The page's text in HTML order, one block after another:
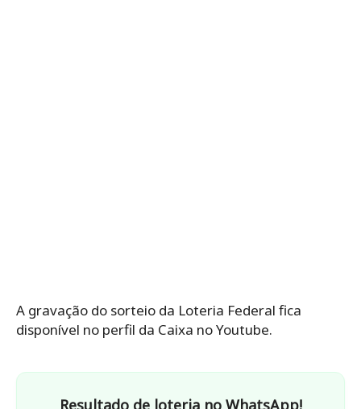
A gravação do sorteio da Loteria Federal fica
disponível no perfil da Caixa no Youtube.
Resultado de loteria no WhatsApp!